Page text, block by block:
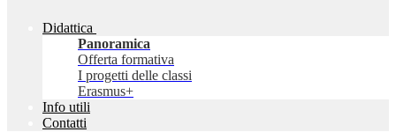
Didattica
Panoramica
Offerta formativa
I progetti delle classi
Erasmus+
Info utili
Contatti